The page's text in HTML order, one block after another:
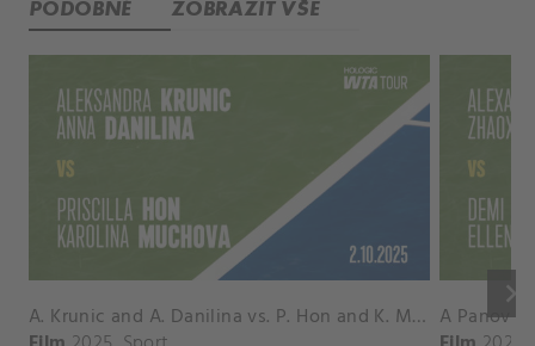
PODOBNÉ ZOBRAZIT VŠE
keyboard_arrow_right
A. Krunic and A. Danilina vs. P. Hon and K. Muchova Match Highlights - BEIJING_Capital Group Diamond ( October 02, 2025)